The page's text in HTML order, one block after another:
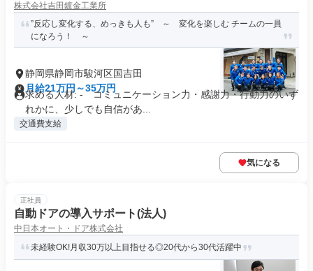
株式会社吉田鍍金工業所
”反応し変化する、めっきも人も” ～ 変化を楽しむ チームの一員
になろう！ ～
静岡県静岡市駿河区国吉田
月給21万円～35万円
求める人材: - コミュニケーション力・感謝力・行動力のいず
れかに、少しでも自信があ...
交通費支給
気になる
正社員
自動ドアの導入サポート(法人)
中日本オート・ドア株式会社
未経験OK!月収30万以上目指せる◎20代から30代活躍中